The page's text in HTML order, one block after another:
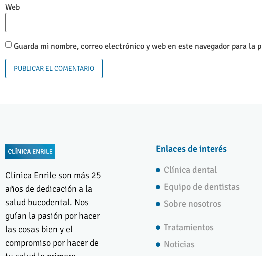
Web
Guarda mi nombre, correo electrónico y web en este navegador para la
Clínica Enrile son más 25
años de dedicación a la
salud bucodental. Nos
guían la pasión por hacer
las cosas bien y el
compromiso por hacer de
Enlaces de interés
Clínica dental
Equipo de dentistas
Sobre nosotros
Tratamientos
Noticias